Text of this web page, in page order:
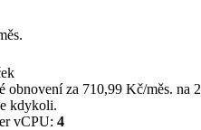
obnovení za 710,99 Kč/měs. na 2
kdykoli.
vCPU: 4